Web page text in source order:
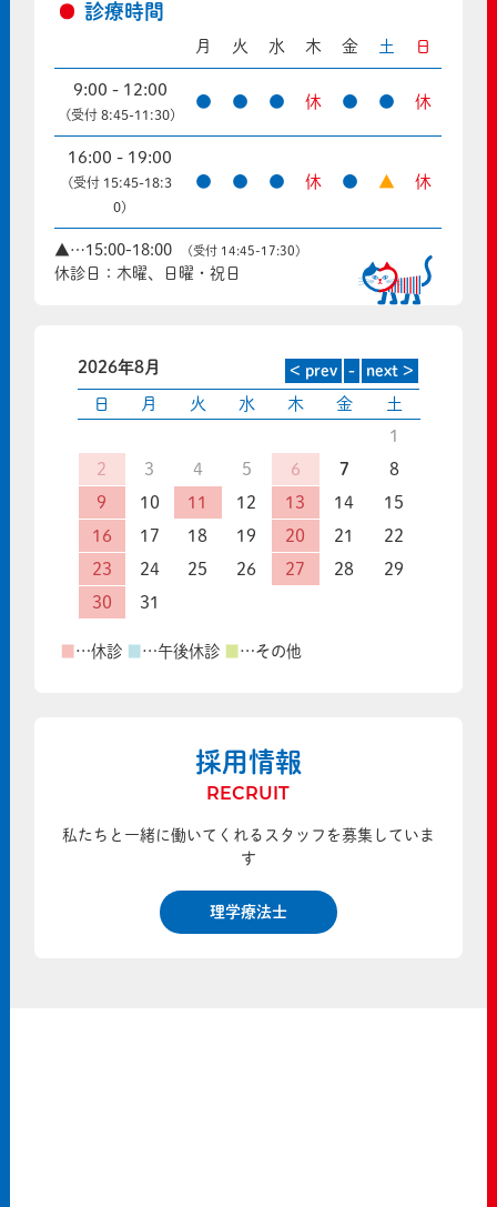
診療時間
月 火 水 木 金 土 日
9:00 - 12:00
(受付 8:45-11:30)
● ● ● 休 ● ● 休
16:00 - 19:00
(受付 15:45-18:3
0)
● ● ● 休 ● ▲ 休
▲…15:00-18:00 (受付 14:45-17:30)
休診日：木曜、日曜・祝日
2026年8月
日 月 火 水 木 金
土
1
2
3 4 5 6 7
8
9
10 11 12 13 14
15
16
17 18 19 20 21
22
23
24 25 26 27 28
29
30
31
…休診 …午後休診 …その他
採用情報
RECRUIT
私たちと一緒に働いてくれるスタッフを募集していま
す
理学療法士